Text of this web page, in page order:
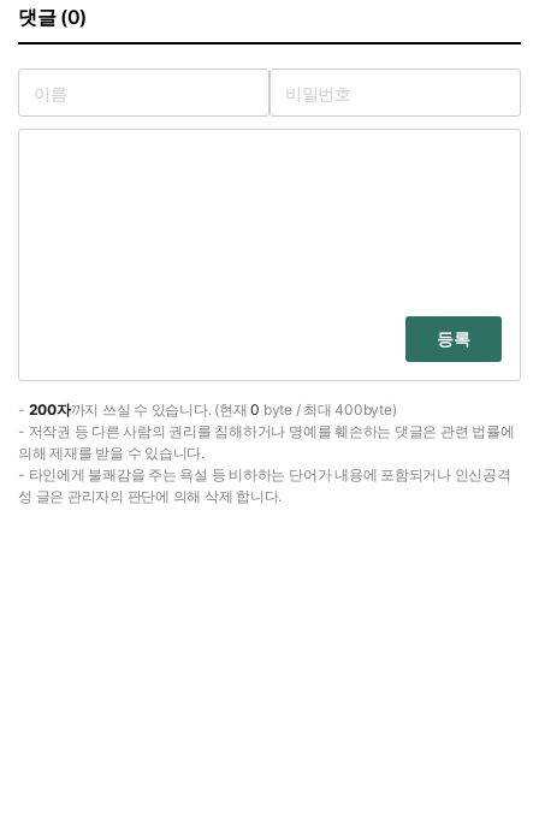
댓글 (0)
등록
- 200자까지 쓰실 수 있습니다. (현재0 byte / 최대 400byte)
- 저작권 등 다른 사람의 권리를 침해하거나 명예를 훼손하는 댓글은 관련 법률에
의해 제재를 받을 수 있습니다.
- 타인에게 불쾌감을 주는 욕설 등 비하하는 단어가 내용에 포함되거나 인신공격
성 글은 관리자의 판단에 의해 삭제 합니다.